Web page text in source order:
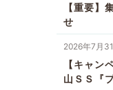
【重要】
せ
2026年7月
【キャン
山ＳＳ『